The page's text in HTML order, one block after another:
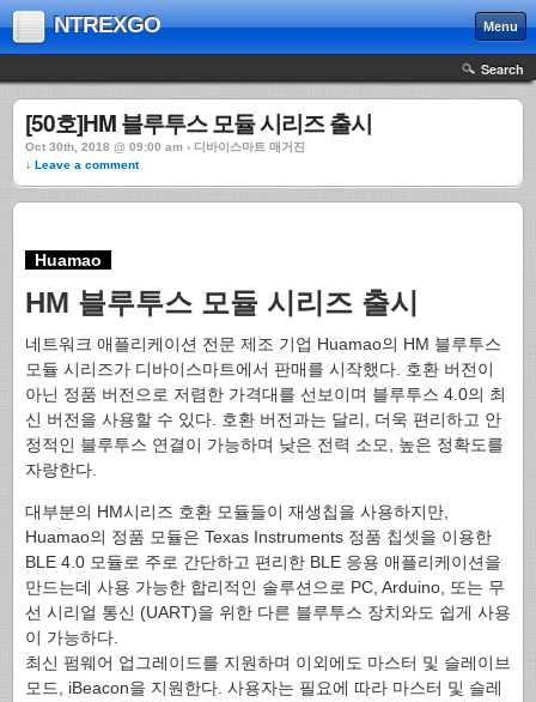
NTREXGO Menu
Search
[50호]HM 블루투스 모듈 시리즈 출시
Oct 30th, 2018 @ 09:00 am › 디바이스마트 매거진
↓ Leave a comment
Huamao
HM 블루투스 모듈 시리즈 출시
네트워크 애플리케이션 전문 제조 기업 Huamao의 HM 블루투스
모듈 시리즈가 디바이스마트에서 판매를 시작했다. 호환 버전이
아닌 정품 버전으로 저렴한 가격대를 선보이며 블루투스 4.0의 최
신 버전을 사용할 수 있다. 호환 버전과는 달리, 더욱 편리하고 안
정적인 블루투스 연결이 가능하며 낮은 전력 소모, 높은 정확도를
자랑한다.
대부분의 HM시리즈 호환 모듈들이 재생칩을 사용하지만,
Huamao의 정품 모듈은 Texas Instruments 정품 칩셋을 이용한
BLE 4.0 모듈로 주로 간단하고 편리한 BLE 응용 애플리케이션을
만드는데 사용 가능한 합리적인 솔루션으로 PC, Arduino, 또는 무
선 시리얼 통신 (UART)을 위한 다른 블루투스 장치와도 쉽게 사용
이 가능하다.
최신 펌웨어 업그레이드를 지원하며 이외에도 마스터 및 슬레이브
모드, iBeacon을 지원한다. 사용자는 필요에 따라 마스터 및 슬레